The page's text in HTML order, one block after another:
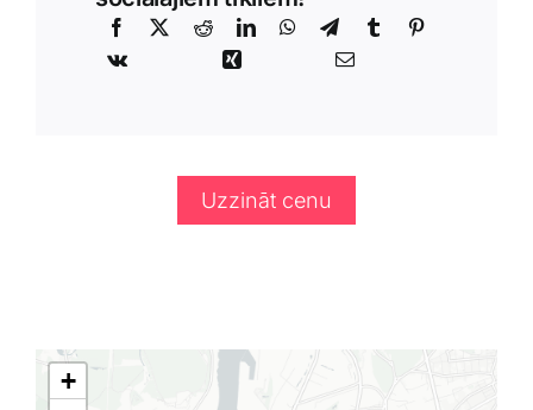
Uzzināt cenu
+